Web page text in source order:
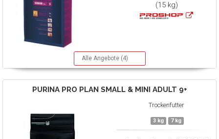
(15 kg)
Alle Angebote (4)
PURINA PRO PLAN SMALL & MINI ADULT 9+
Trockenfutter
3 kg 7 kg